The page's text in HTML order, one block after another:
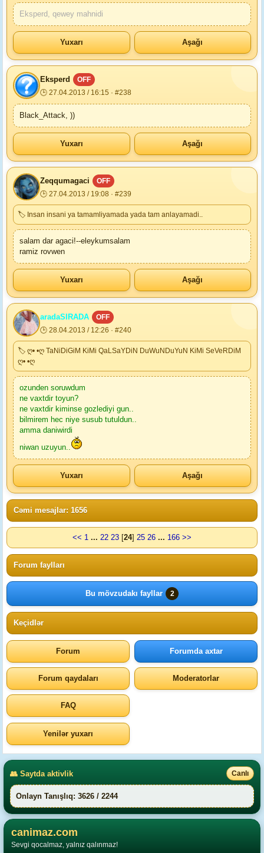
Eksperd, qewey mahnidi
Yuxarı Aşağı
Eksperd
OFF
🕒 27.04.2013 / 16:15 · #238
Black_Attack, ))
Yuxarı Aşağı
Zeqqumagaci
OFF
🕒 27.04.2013 / 19:08 · #239
🏷 Insan insani ya tamamliyamada yada tam anlayamadi..
salam dar agaci!--eleykumsalam
ramiz rovwen
Yuxarı Aşağı
aradaSIRADA
OFF
🕒 28.04.2013 / 12:26 · #240
🏷 ღ• •ღ TaNiDiGiM KiMi QaLSaYDiN DuWuNDuYuN KiMi SeVeRDiM
ღ• •ღ
ozunden soruwdum
ne vaxtdir toyun?
ne vaxtdir kiminse gozlediyi gun..
bilmirem hec niye susub tutuldun..
amma daniwirdi
niwan uzuyun..
Yuxarı Aşağı
Cəmi mesajlar: 1656
<< 1 ... 22 23 [24] 25 26 ... 166 >>
Forum faylları
Bu mövzudakı fayllar 2
Keçidlər
Forum Forumda axtar
Forum qaydaları Moderatorlar
FAQ
Yenilər yuxarı
👥 Saytda aktivlik Canlı
Onlayn Tanışlıq: 3626 / 2244
canimaz.com
Sevgi qocalmaz, yalnız qalınmaz!